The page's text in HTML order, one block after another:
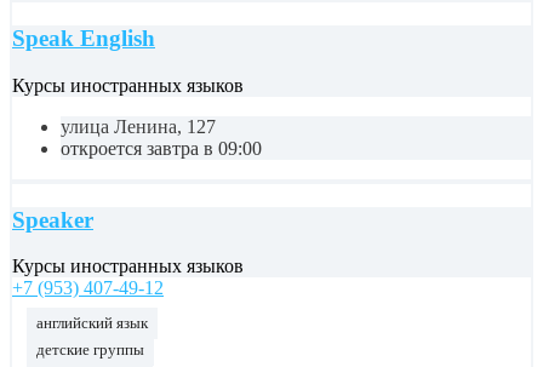
Speak English
Курсы иностранных языков
улица Ленина, 127
откроется завтра в 09:00
Speaker
Курсы иностранных языков
+7 (953) 407-49-12
английский язык
детские группы